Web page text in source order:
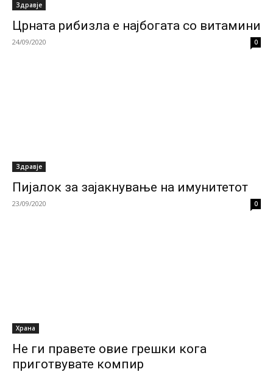
Здравје
Црната рибизла е најбогата со витамини
24/09/2020 0
Здравје
Пијалок за зајакнување на имунитетот
23/09/2020 0
Храна
Не ги правете овие грешки кога
приготвувате компир